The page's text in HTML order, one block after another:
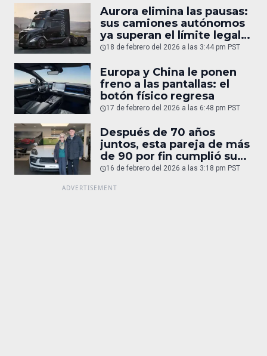
Aurora elimina las pausas:
sus camiones autónomos
ya superan el límite legal
humano
18 de febrero del 2026 a las 3:44 pm PST
Europa y China le ponen
freno a las pantallas: el
botón físico regresa
17 de febrero del 2026 a las 6:48 pm PST
Después de 70 años
juntos, esta pareja de más
de 90 por fin cumplió su
sueño: un Porsche
16 de febrero del 2026 a las 3:18 pm PST